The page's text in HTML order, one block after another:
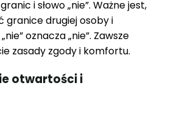
i słowo „nie”. Ważne jest,
granice drugiej osoby i
oznacza „nie”. Zawsze
zasady zgody i komfortu.
otwartości i